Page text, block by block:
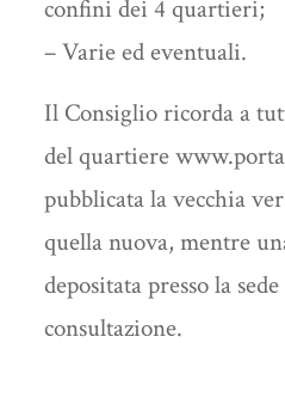
confini dei 4 quartieri;
– Varie ed eventuali.
Il Consiglio ricorda a
del quartiere
pubblicata la vecchia
quella nuova, mentre
depositata presso la
consultazione.